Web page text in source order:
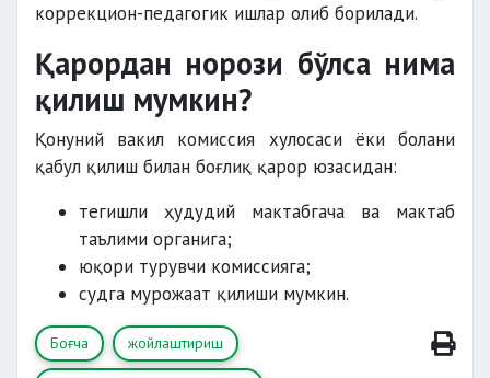
коррекцион-педагогик ишлар олиб борилади.
Қарордан норози бўлса нима
қилиш мумкин?
Қонуний вакил комиссия хулосаси ёки болани
қабул қилиш билан боғлиқ қарор юзасидан:
тегишли ҳудудий мактабгача ва мактаб
таълими органига;
юқори турувчи комиссияга;
судга мурожаат қилиши мумкин.
Боғча жойлаштириш